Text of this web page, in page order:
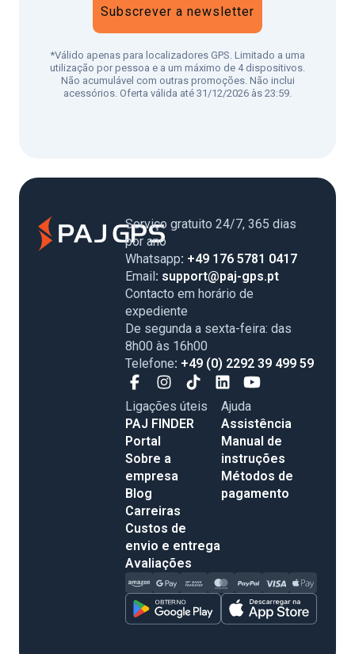
Subscrever a newsletter
*Válido apenas para localizadores GPS. Limitado a uma
utilização por pessoa e a um máximo de 4 dispositivos.
Não acumulável com outras promoções. Não inclui
acessórios. Oferta válida até 31/12/2026 às 23:59.
Serviço gratuito 24/7, 365 dias
por ano
Whatsapp: +49 176 5781 0417
Email: support@paj-gps.pt
Contacto em horário de
expediente
De segunda a sexta-feira: das
8h00 às 16h00
Telefone: +49 (0) 2292 39 499 59
Ligações úteis
PAJ FINDER
Portal
Sobre a
empresa
Blog
Carreiras
Custos de
envio e entrega
Avaliações
Ajuda
Assistência
Manual de
instruções
Métodos de
pagamento